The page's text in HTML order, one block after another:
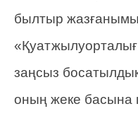
былтыр
заңсыз
оның жеке басына